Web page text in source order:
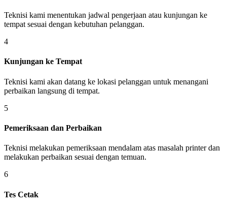
Teknisi kami menentukan jadwal pengerjaan atau kunjungan ke
tempat sesuai dengan kebutuhan pelanggan.
4
Kunjungan ke Tempat
Teknisi kami akan datang ke lokasi pelanggan untuk menangani
perbaikan langsung di tempat.
5
Pemeriksaan dan Perbaikan
Teknisi melakukan pemeriksaan mendalam atas masalah printer dan
melakukan perbaikan sesuai dengan temuan.
6
Tes Cetak